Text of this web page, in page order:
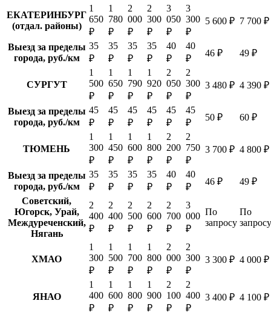
ЕКАТЕРИНБУРГ
(отдал. районы)
1
650
₽
1
780
₽
2
000
₽
2
300
₽
3
050
₽
3
300
₽
5 600 ₽ 7 700 ₽
Выезд за пределы
города, руб./км
35
₽
35
₽
35
₽
35
₽
40
₽
40
₽
46 ₽ 49 ₽
СУРГУТ
1
500
₽
1
650
₽
1
790
₽
1
920
₽
2
050
₽
2
300
₽
3 480 ₽ 4 390 ₽
Выезд за пределы
города, руб./км
45
₽
45
₽
45
₽
45
₽
45
₽
45
₽
50 ₽ 60 ₽
ТЮМЕНЬ
1
300
₽
1
450
₽
1
600
₽
1
800
₽
2
200
₽
2
750
₽
3 700 ₽ 4 800 ₽
Выезд за пределы
города, руб./км
35
₽
35
₽
35
₽
35
₽
40
₽
40
₽
46 ₽
49 ₽
Советский,
Югорск, Урай,
Междуреченский,
Нягань
2
400
₽
2
400
₽
2
500
₽
2
600
₽
2
700
₽
3
000
₽
По
запросу
По
запросу
ХМАО
1
300
₽
1
500
₽
1
700
₽
1
800
₽
2
000
₽
2
300
₽
3 300 ₽ 4 000 ₽
ЯНАО
1
400
₽
1
600
₽
1
800
₽
1
900
₽
2
100
₽
2
400
₽
3 400 ₽ 4 100 ₽